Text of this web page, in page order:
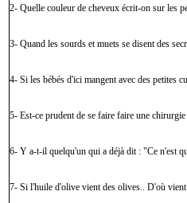
2- Quelle couleur de cheveux écrit-on sur les
3- Quand les sourds et muets se disent des
4- Si les bébés d'ici mangent avec des petites
5- Est-ce prudent de se faire faire une
6- Y a-t-il quelqu'un qui a déjà dit : "Ce n'est
7- Si l'huile d'olive vient des olives.. D'où vient